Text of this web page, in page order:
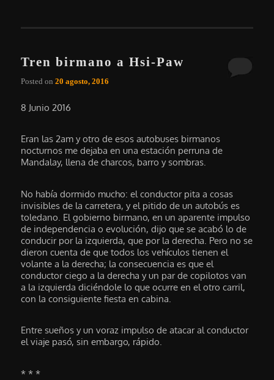
Tren birmano a Hsi-Paw
Posted on20 agosto, 2016
8 Junio 2016
Eran las 2am y otro de esos autobuses birmanos
nocturnos me dejaba en una estación perruna de
Mandalay, llena de charcos, barro y sombras.
No había dormido mucho: el conductor pita a cosas
invisibles de la carretera, y el pitido de un autobús es
toledano. El gobierno birmano, en un aparente impulso
de independencia o evolución, dijo que se acabó lo de
conducir por la izquierda, que por la derecha. Pero no se
dieron cuenta de que todos los vehículos tienen el
volante a la derecha; la consecuencia es que el
conductor ciego a la derecha y un par de copilotos van
a la izquierda diciéndole lo que ocurre en el otro carril,
con la consiguiente fiesta en cabina.
Entre sueños y un voraz impulso de atacar al conductor
el viaje pasó, sin embargo, rápido.
* * *